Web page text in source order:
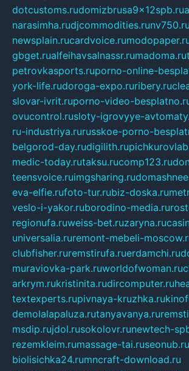
dotcustoms.rudomizbrusa9x12spb.ru
narasimha.rudjcommodities.runv750.ru
newsplain.rucardvoice.ru
gbget.rualfeihavsalnassr.rumadoma.ru
petrovkasports.ruporno-online-
york-life.rudoroga-expo.ruribery.ru
slovar-ivrit.ruporno-video-
ovucontrol.rusloty-igrovyye-
ru-industriya.rurusskoe-porno-
belgorod-day.rudigilith.ru
medic-today.rutaksu.rucomp123.ru
teensvoice.ruimgsharing.ru
eva-elfie.rufoto-tur.rubiz-doska.ru
veslo-i-yakor.ruborodino-media.ru
regionufa.ruweiss-bet.ruzaryna.ru
universalia.ruremont-mebeli-
clubfisher.ruremstirufa.ruerdamchi.ru
muraviovka-park.ruworldofwoman.ru
arkrym.rukristinita.rudircomputer.ru
textexperts.rupivnaya-kruzhka.ru
demolalapaluza.rutanyavanya.ru
msdip.rujdol.rusokolovr.runewtech-
rezemkleim.rumassage-tai.ruseonub.ru
biolisichka24.rumncraft-download.ru